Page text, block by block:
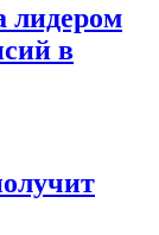
лидером
в